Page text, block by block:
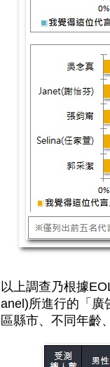
以上調查乃根據
anel)所進行的「廣
區縣市、不同年齡